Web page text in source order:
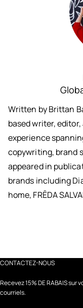
Written by Brittan
based writer,
experience
copywriting, brand
appeared in
brands including
home, FRĒDA
CONTACTEZ-NOUS
Recevez 15% DE RABAIS
courriels.